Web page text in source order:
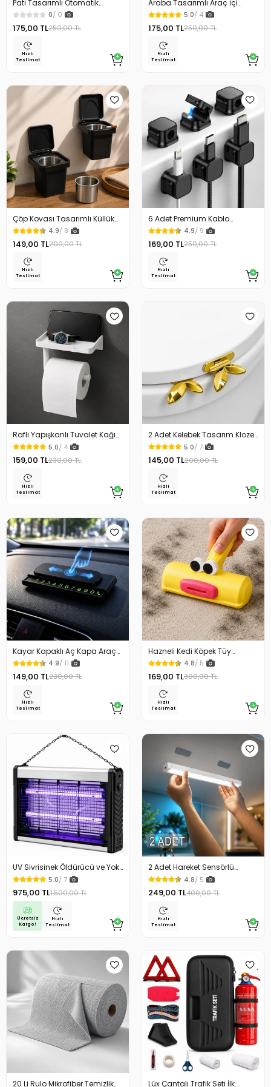
Pati Tasarımlı Otomatik
Temizlenen Evcil Hayvan
Fırçası
0/ 0
175,00 TL250,00 TL
Hızlı
Teslimat
Araba Tasarımlı Araç İçi
Telefon Tutucu 360 Dönebilen
Ayarlı
5.0/ 4
175,00 TL250,00 TL
Hızlı
Teslimat
Çöp Kovası Tasarımlı Küllük
Duvar Masaüstü ve Araç İçin
Uygun Kullanım
4.9/ 8
149,00 TL200,00 TL
Hızlı
Teslimat
6 Adet Premium Kablo
Düzenleyici Kablo Tutucu
Mıknatıslı Kapak Özellikli
4.9/ 9
169,00 TL250,00 TL
Hızlı
Teslimat
Raflı Yapışkanlı Tuvalet Kağıdı
Askılığı
5.0/ 4
159,00 TL230,00 TL
Hızlı
Teslimat
2 Adet Kelebek Tasarım Klozet
Kaldırma Aparatı Gold Renk
5.0/ 7
145,00 TL200,00 TL
Hızlı
Teslimat
Kayar Kapaklı Aç Kapa Araç
Torpido Üstü Fosforlu
Numaratör Park Numaratörü
4.9/ 11
149,00 TL230,00 TL
Hızlı
Teslimat
Hazneli Kedi Köpek Tüy
Temizleyici Kıl Toplayıcı Ördek
Tasarımlı
4.8/ 5
169,00 TL300,00 TL
Hızlı
Teslimat
UV Sivrisinek Öldürücü ve Yok
Edici Elektrikli Mega Boy Sinek
Öldürücü Cihaz Cız Lamba
Mor Işık Asılabilir Taşınabilir
Masaüstü
5.0/ 7
975,00 TL1.500,00 TL
Ücretsiz
Kargo!
Hızlı
Teslimat
2 Adet Hareket Sensörlü
Lamba Merdiven Dolap
Çalışma Masası Mutfak
Lambası Şarjlı Usb Led
4.8/ 5
249,00 TL400,00 TL
Hızlı
Teslimat
20 Li Rulo Mikrofiber Temizlik
Lüx Çantalı Trafik Seti İlk